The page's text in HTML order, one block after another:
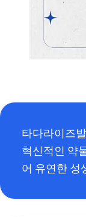
타다라이즈
혁신적인 약
어 유연한 성